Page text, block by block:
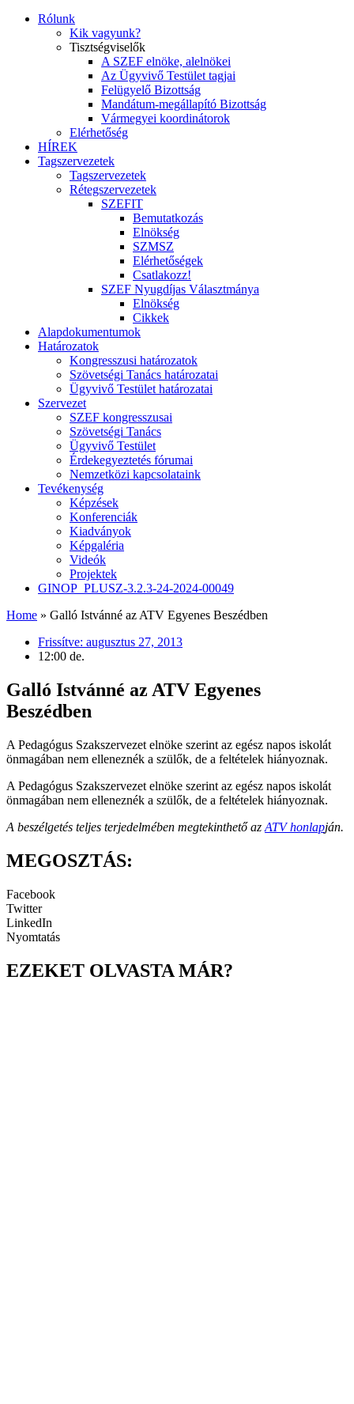
Rólunk
Kik vagyunk?
Tisztségviselők
A SZEF elnöke, alelnökei
Az Ügyvivő Testület tagjai
Felügyelő Bizottság
Mandátum-megállapító Bizottság
Vármegyei koordinátorok
Elérhetőség
HÍREK
Tagszervezetek
Tagszervezetek
Rétegszervezetek
SZEFIT
Bemutatkozás
Elnökség
SZMSZ
Elérhetőségek
Csatlakozz!
SZEF Nyugdíjas Választmánya
Elnökség
Cikkek
Alapdokumentumok
Határozatok
Kongresszusi határozatok
Szövetségi Tanács határozatai
Ügyvivő Testület határozatai
Szervezet
SZEF kongresszusai
Szövetségi Tanács
Ügyvivő Testület
Érdekegyeztetés fórumai
Nemzetközi kapcsolataink
Tevékenység
Képzések
Konferenciák
Kiadványok
Képgaléria
Videók
Projektek
GINOP_PLUSZ-3.2.3-24-2024-00049
Home » Galló Istvánné az ATV Egyenes Beszédben
Frissítve: augusztus 27, 2013
12:00 de.
Galló Istvánné az ATV Egyenes
Beszédben
A Pedagógus Szakszervezet elnöke szerint az egész napos iskolát
önmagában nem elleneznék a szülők, de a feltételek hiányoznak.
A Pedagógus Szakszervezet elnöke szerint az egész napos iskolát
önmagában nem elleneznék a szülők, de a feltételek hiányoznak.
A beszélgetés teljes terjedelmében megtekinthető az ATV honlapján.
MEGOSZTÁS:
Facebook
Twitter
LinkedIn
Nyomtatás
EZEKET OLVASTA MÁR?